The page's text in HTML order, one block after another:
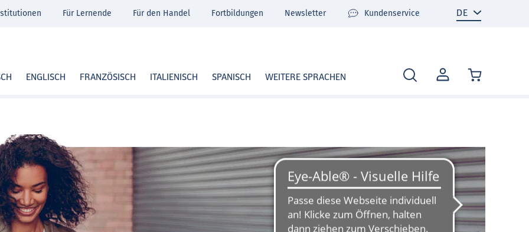
MEIN
KONTO
ENGLISCH FRANZÖSISCH ITALIENISCH SPANISCH WEITERE SPRACHEN
Für Lernende Für den Handel Fortbildungen Newsletter Kundenservice